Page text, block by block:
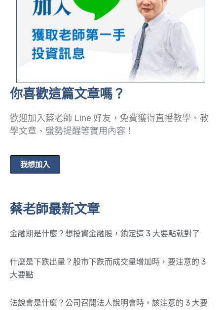
你喜歡這篇文章嗎？
歡迎加入蔡老師 Line 好友，免費獲得直播教學、教
學文章、盤勢提醒等實用內容！
我想加入
蔡老師最新文章
金融期是什麼？想投資金融股，鎖定這 3 大要點就對了
什麼是下跌出量？股市下跌而成交量增加時，要注意的 3
大要點
法說會是什麼？公司召開法人說明會時，該注意的 3 大要